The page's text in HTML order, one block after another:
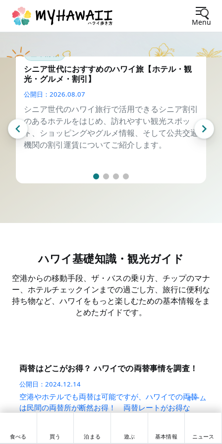
Menu
食べる 買う 泊まる 遊ぶ 基本情報 ニュース
基本情報
シニア世代におすすめのハワイ旅【ホテル・観
光・グルメ・割引】
公開日： 2026.08.07
シニア世代のハワイ旅行で活用できるシニア割引
のあるホテルをはじめ、訪れやすい観光スポッ
ト、ショッピングやグルメ情報、そして公共交通
機関の割引運賃についてご紹介します。
ハワイ基礎知識・観光ガイド
空港からの移動手段、ザ・バスの乗り方、チップのマナ
ー、ホテルチェックインまでの過ごし方、旅行に便利な
持ち物など、ハワイをもっと楽しむための基本情報をま
とめたガイドです。
両替はどこがお得？ ハワイでの両替事情を調査！
公開日：2024.12.14
空港やホテルでも両替は可能ですが、ハワイでの両替
は民間の両替所が断然お得！ 両替レートがお得な
て紹介！
ホーム